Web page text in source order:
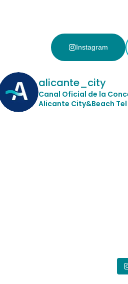
Instagram
alicante_city
Canal Oficial de la
Alicante City&Beach